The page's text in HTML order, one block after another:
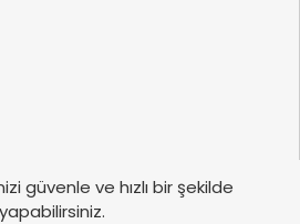
güvenle ve hızlı bir şekilde
yapabilirsiniz.